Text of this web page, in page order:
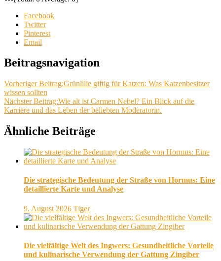
Facebook
Twitter
Pinterest
Email
Beitragsnavigation
Vorheriger Beitrag:Grünlilie giftig für Katzen: Was Katzenbesitzer
wissen sollten
Nächster Beitrag:Wie alt ist Carmen Nebel? Ein Blick auf die
Karriere und das Leben der beliebten Moderatorin.
Ähnliche Beiträge
Die strategische Bedeutung der Straße von Hormus: Eine
detaillierte Karte und Analyse
9. August 2026 Tiger
Die vielfältige Welt des Ingwers: Gesundheitliche Vorteile
und kulinarische Verwendung der Gattung Zingiber